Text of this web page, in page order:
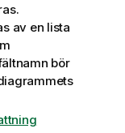
av en lista
bör